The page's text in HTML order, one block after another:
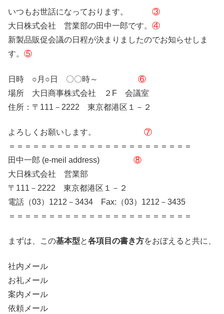
いつもお世話になっております。 ③
大日株式会社 営業部の田中一郎です。 ④
新製品販促会議の日程が決まりましたのでお知らせしま
す。 ⑤
日時 ○月○日 〇〇時～ ⑥
場所 大日商事株式会社 ２F 会議室
住所：〒111－2222 東京都港区１－２
よろしくお願いします。 ⑦
＝＝＝＝＝＝＝＝＝＝＝＝＝＝＝＝＝＝＝＝＝＝＝
田中一郎 (e-meil address) ⑧
大日株式会社 営業部
〒111－2222 東京都港区１－２
電話（03）1212－3434 Fax:（03）1212－3435
＝＝＝＝＝＝＝＝＝＝＝＝＝＝＝＝＝＝＝＝＝＝＝
まずは、この基本型と各項目の書き方をおぼえると共に、
社内メール
お礼メール
案内メール
依頼メール